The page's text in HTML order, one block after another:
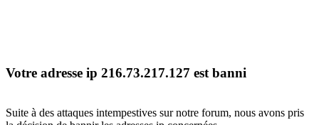
Votre adresse ip 216.73.217.127 est banni
Suite à des attaques intempestives sur notre forum, nous avons pris